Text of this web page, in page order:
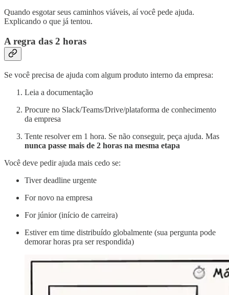
Quando esgotar seus caminhos viáveis, aí você pede ajuda.
Explicando o que já tentou.
A regra das 2 horas
Se você precisa de ajuda com algum produto interno da empresa:
Leia a documentação
Procure no Slack/Teams/Drive/plataforma de conhecimento
da empresa
Tente resolver em 1 hora. Se não conseguir, peça ajuda. Mas
nunca passe mais de 2 horas na mesma etapa
Você deve pedir ajuda mais cedo se:
Tiver deadline urgente
For novo na empresa
For júnior (início de carreira)
Estiver em time distribuído globalmente (sua pergunta pode
demorar horas pra ser respondida)